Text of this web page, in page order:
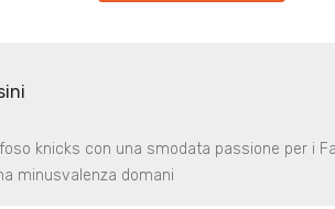
knicks con una smodata passione per i
minusvalenza domani